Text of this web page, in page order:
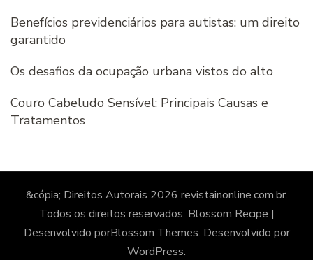
Benefícios previdenciários para autistas: um direito
garantido
Os desafios da ocupação urbana vistos do alto
Couro Cabeludo Sensível: Principais Causas e
Tratamentos
&cópia; Direitos Autorais 2026 revistainonline.com.br.
Todos os direitos reservados. Blossom Recipe |
Desenvolvido porBlossom Themes. Desenvolvido por
WordPress.